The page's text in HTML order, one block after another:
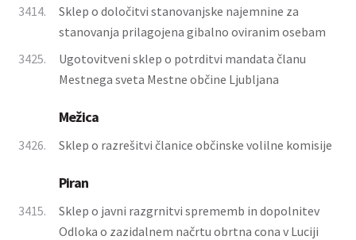
3414.
Sklep o določitvi stanovanjske najemnine za
stanovanja prilagojena gibalno oviranim osebam
3425.
Ugotovitveni sklep o potrditvi mandata članu
Mestnega sveta Mestne občine Ljubljana
Mežica
3426. Sklep o razrešitvi članice občinske volilne komisije
Piran
3415.
Sklep o javni razgrnitvi sprememb in dopolnitev
Odloka o zazidalnem načrtu obrtna cona v Luciji